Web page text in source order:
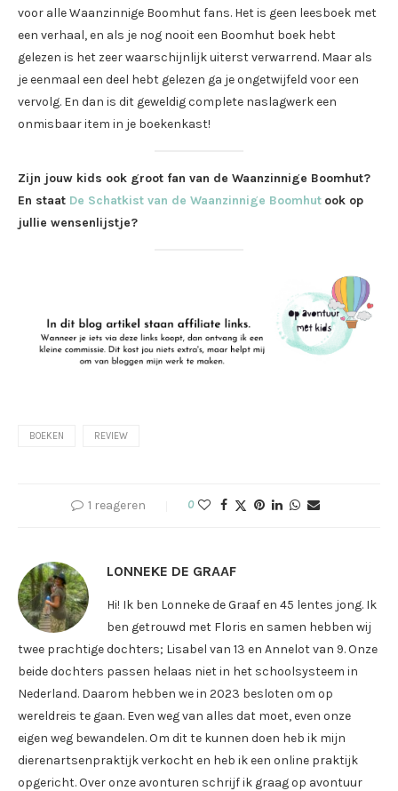
voor alle Waanzinnige Boomhut fans. Het is geen leesboek met
een verhaal, en als je nog nooit een Boomhut boek hebt
gelezen is het zeer waarschijnlijk uiterst verwarrend. Maar als
je eenmaal een deel hebt gelezen ga je ongetwijfeld voor een
vervolg. En dan is dit geweldig complete naslagwerk een
onmisbaar item in je boekenkast!
Zijn jouw kids ook groot fan van de Waanzinnige Boomhut?
En staat De Schatkist van de Waanzinnige Boomhut ook op
jullie wensenlijstje?
BOEKEN REVIEW
1 reageren 0
LONNEKE DE GRAAF
Hi! Ik ben Lonneke de Graaf en 45 lentes jong. Ik
ben getrouwd met Floris en samen hebben wij
twee prachtige dochters; Lisabel van 13 en Annelot van 9. Onze
beide dochters passen helaas niet in het schoolsysteem in
Nederland. Daarom hebben we in 2023 besloten om op
wereldreis te gaan. Even weg van alles dat moet, even onze
eigen weg bewandelen. Om dit te kunnen doen heb ik mijn
dierenartsenpraktijk verkocht en heb ik een online praktijk
opgericht. Over onze avonturen schrijf ik graag op avontuur